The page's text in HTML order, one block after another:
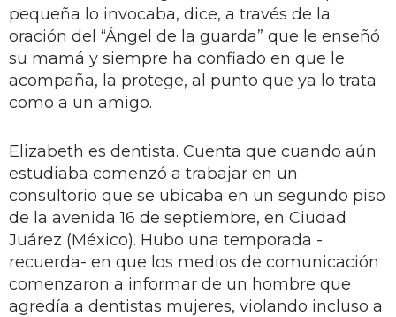
pequeña lo invocaba, dice, a través de la
oración del “Ángel de la guarda” que le enseñó
su mamá y siempre ha confiado en que le
acompaña, la protege, al punto que ya lo trata
como a un amigo.
Elizabeth es dentista. Cuenta que cuando aún
estudiaba comenzó a trabajar en un
consultorio que se ubicaba en un segundo piso
de la avenida 16 de septiembre, en Ciudad
Juárez (México). Hubo una temporada -
recuerda- en que los medios de comunicación
comenzaron a informar de un hombre que
agredía a dentistas mujeres, violando incluso a